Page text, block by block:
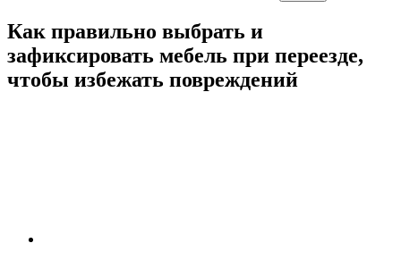
Как правильно выбрать и
зафиксировать мебель при переезде,
чтобы избежать повреждений